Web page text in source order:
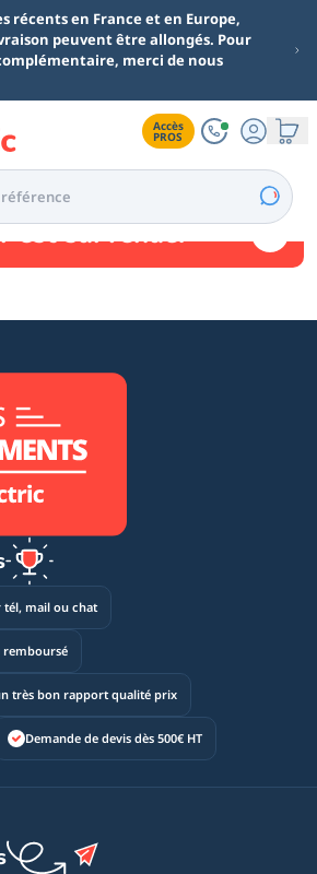
récents en France et en Europe,
peuvent être allongés. Pour
merci de nous
Accès
PROS
est survenue.
tél, mail ou chat
remboursé
très bon rapport qualité prix
Demande de devis dès 500€ HT